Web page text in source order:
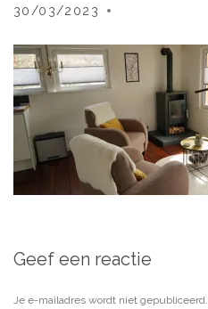
30/03/2023
Geef een reactie
Je e-mailadres wordt niet gepubliceerd.